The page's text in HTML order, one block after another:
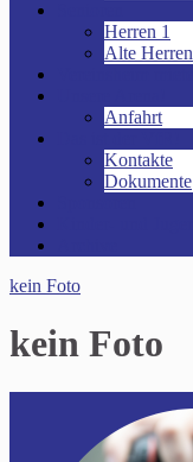
Herren 1
Alte Herren
Anfahrt
Kontakte
Dokumente
kein Foto
kein Foto